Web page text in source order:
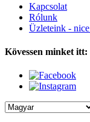
Kapcsolat
Rólunk
Üzleteink -
Kövessen minket itt: